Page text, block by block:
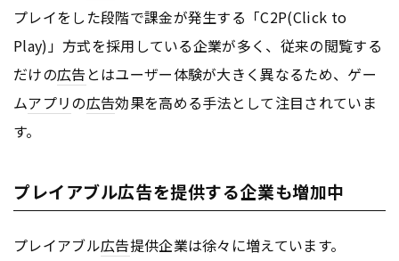
プレイをした段階で課金が発生する「C2P(Click to
Play)」方式を採用している企業が多く、従来の閲覧する
だけの広告 とはユーザー体験が大きく異なるため、ゲー
ムアプリの広告効果を高める手法として注目されていま
す。
プレイアブル広告を提供する企業も増加中
プレイアブル広告提供企業は徐々に増えています。